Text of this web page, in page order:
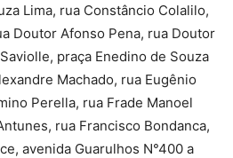
Lima, rua Constâncio Colalilo,
Doutor Afonso Pena, rua Doutor
praça Enedino de Souza
Machado, rua Eugênio
Perella, rua Frade Manoel
rua Francisco Bondanca,
avenida Guarulhos N°400 a